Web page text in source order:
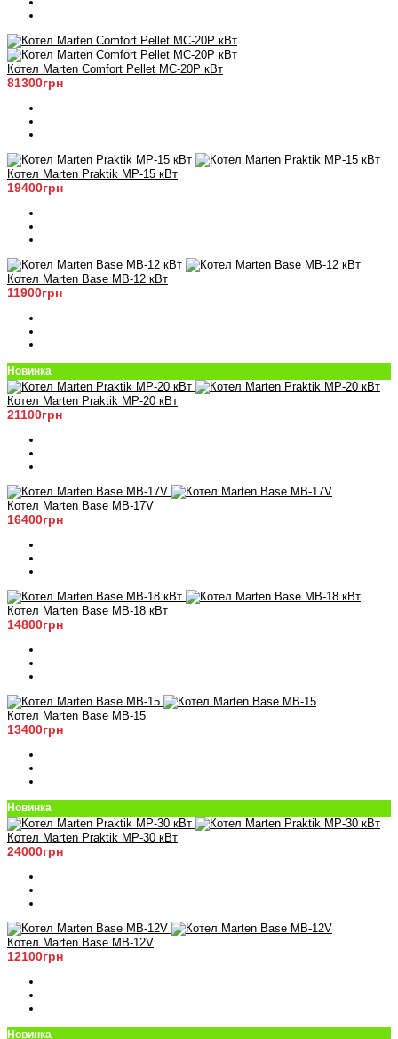
Котел Marten Comfort Pellet MC-20P кВт
81300грн
Котел Marten Praktik MP-15 кВт
19400грн
Котел Marten Base MB-12 кВт
11900грн
Новинка
Котел Marten Praktik MP-20 кВт
21100грн
Котел Marten Base MB-17V
16400грн
Котел Marten Base MB-18 кВт
14800грн
Котел Marten Base MB-15
13400грн
Новинка
Котел Marten Praktik MP-30 кВт
24000грн
Котел Marten Base MB-12V
12100грн
Новинка